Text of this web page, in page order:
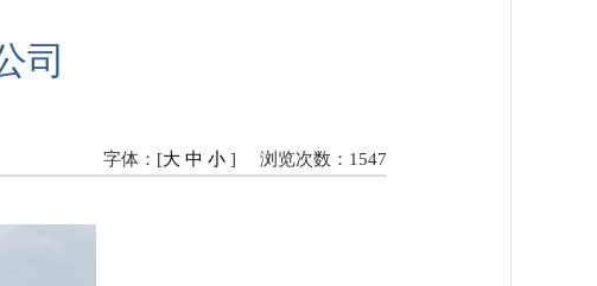
司
浏览次数： 1547
字体：[大 中 小 ]